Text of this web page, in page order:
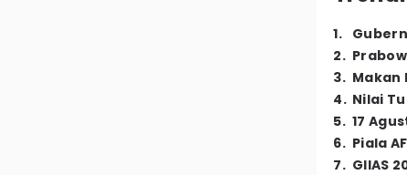
1.
2.
3. Makan
4. Nilai
5. 17
6. Piala
7. GIIAS